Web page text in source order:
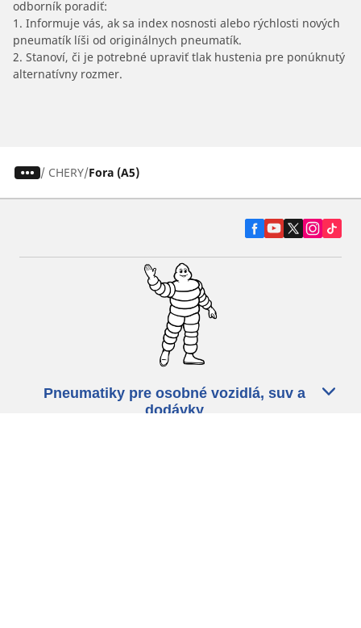
odborník poradiť:
1. Informuje vás, ak sa index nosnosti alebo rýchlosti nových
pneumatík líši od originálnych pneumatík.
2. Stanoví, či je potrebné upraviť tlak hustenia pre ponúknutý
alternatívny rozmer.
/ CHERY Fora (A5)
Pneumatiky pre osobné vozidlá, suv a
dodávky